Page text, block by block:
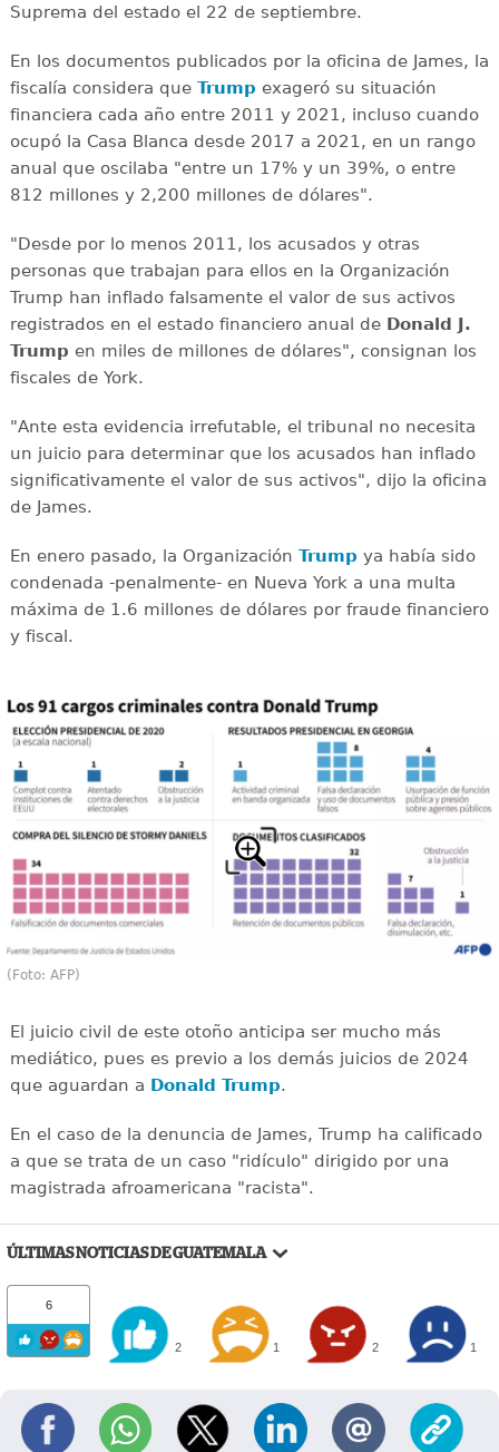
Suprema del estado el 22 de septiembre.
En los documentos publicados por la oficina de James, la
fiscalía considera que Trump exageró su situación
financiera cada año entre 2011 y 2021, incluso cuando
ocupó la Casa Blanca desde 2017 a 2021, en un rango
anual que oscilaba "entre un 17% y un 39%, o entre
812 millones y 2,200 millones de dólares".
"Desde por lo menos 2011, los acusados y otras
personas que trabajan para ellos en la Organización
Trump han inflado falsamente el valor de sus activos
registrados en el estado financiero anual de Donald J.
Trump en miles de millones de dólares", consignan los
fiscales de York.
"Ante esta evidencia irrefutable, el tribunal no necesita
un juicio para determinar que los acusados han inflado
significativamente el valor de sus activos", dijo la oficina
de James.
En enero pasado, la Organización Trump ya había sido
condenada -penalmente- en Nueva York a una multa
máxima de 1.6 millones de dólares por fraude financiero
y fiscal.
(Foto: AFP)
El juicio civil de este otoño anticipa ser mucho más
mediático, pues es previo a los demás juicios de 2024
que aguardan a Donald Trump.
En el caso de la denuncia de James, Trump ha calificado
a que se trata de un caso "ridículo" dirigido por una
magistrada afroamericana "racista".
ÚLTIMAS NOTICIAS DE GUATEMALA
6
2 1 2 1